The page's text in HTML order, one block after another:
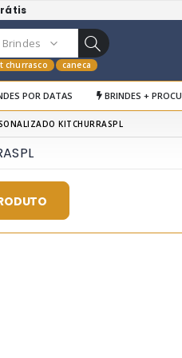
churrasco caneca
POR DATAS BRINDES +
KITCHURRASPL